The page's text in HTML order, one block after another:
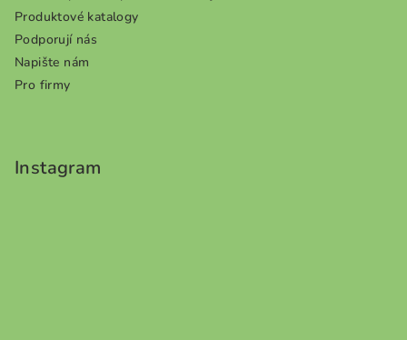
Produktové katalogy
Podporují nás
Napište nám
Pro firmy
Instagram